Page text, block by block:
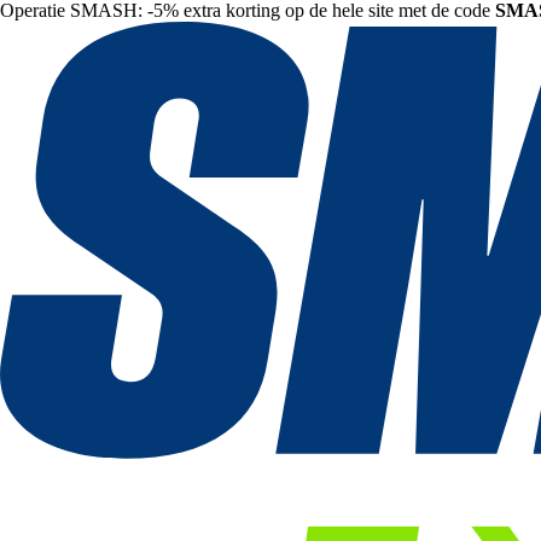
Operatie SMASH: -5% extra korting op de hele site met de code